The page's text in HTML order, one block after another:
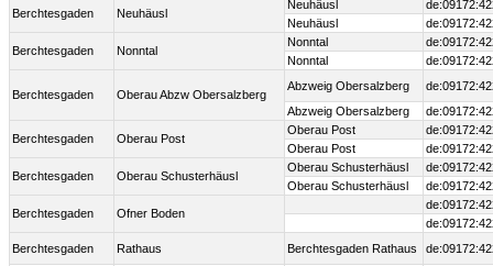
Berchtesgaden Neuhäusl
Neuhäusl
Neuhäusl
Berchtesgaden Nonntal
Nonntal
Nonntal
Berchtesgaden Oberau Abzw Obersalzberg
Abzweig Obersalzberg
Abzweig Obersalzberg
Berchtesgaden Oberau Post
Oberau Post
Oberau Post
Berchtesgaden Oberau Schusterhäusl
Oberau Schusterhäusl
Oberau Schusterhäusl
Berchtesgaden Ofner Boden
Berchtesgaden
Rathaus Berchtesgaden Rathaus